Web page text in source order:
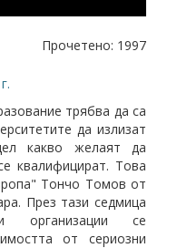
Прочетено: 1997
трябва да са
да излизат
какво желаят да
квалифицират. Това
Тончо Томов от
През тази седмица
организации се
от сериозни